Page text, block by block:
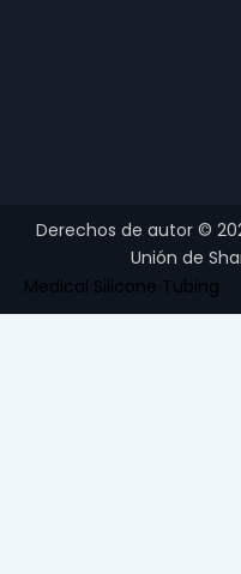
Derechos de autor ©
Unión de
Medical Silicone Tubing